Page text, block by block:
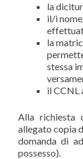
la
il/i
la
stessa
il CCNL
Alla richiesta
allegato copia
domanda di
possesso).